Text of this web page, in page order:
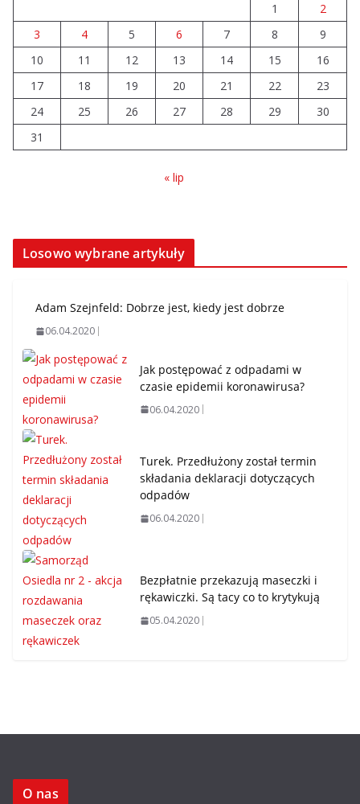
1
2
3
4 5 6 7 8
9
10
11 12 13 14 15
16
17
18 19 20 21 22
23
24
25 26 27 28 29
30
31
« lip
Losowo wybrane artykuły
Adam Szejnfeld: Dobrze jest, kiedy jest dobrze
06.04.2020
Jak postępować z odpadami w
czasie epidemii koronawirusa?
06.04.2020
Turek. Przedłużony został termin
składania deklaracji dotyczących
odpadów
06.04.2020
Bezpłatnie przekazują maseczki i
rękawiczki. Są tacy co to krytykują
05.04.2020
O nas